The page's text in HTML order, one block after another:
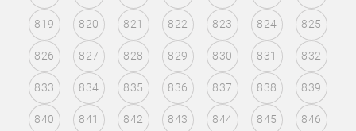
819 820 821 822 823 824 825
826 827 828 829 830 831 832
833 834 835 836 837 838 839
840 841 842 843 844 845 846